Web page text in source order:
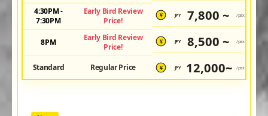
4:30PM -
7:30PM
Early Bird Review
Price!
¥ JPY 7,800 ~ /pax
8PM
Early Bird Review
Price!
¥ JPY 8,500 ~ /pax
Standard Regular Price ¥ JPY 12,000~ /pax